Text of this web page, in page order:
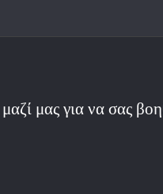
μας για να σας